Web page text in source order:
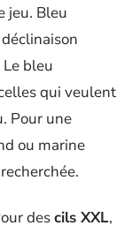
jeu. Bleu
bleu
qui veulent
Pour une
ou marine
descils XXL,